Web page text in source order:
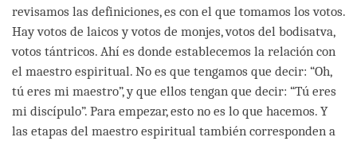
revisamos las definiciones, es con el que tomamos los votos.
Hay votos de laicos y votos de monjes, votos del bodisatva,
votos tántricos. Ahí es donde establecemos la relación con
el maestro espiritual. No es que tengamos que decir: “Oh,
tú eres mi maestro”, y que ellos tengan que decir: “Tú eres
mi discípulo”. Para empezar, esto no es lo que hacemos. Y
las etapas del maestro espiritual también corresponden a